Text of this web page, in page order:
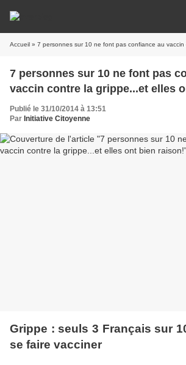
Accueil » 7 personnes sur 10 ne font pas confiance au vaccin contre la
7 personnes sur 10 ne font pas
vaccin contre la grippe...et elles
Publié le 31/10/2014 à 13:51
Par Initiative Citoyenne
Grippe : seuls 3 Français sur
se faire vacciner